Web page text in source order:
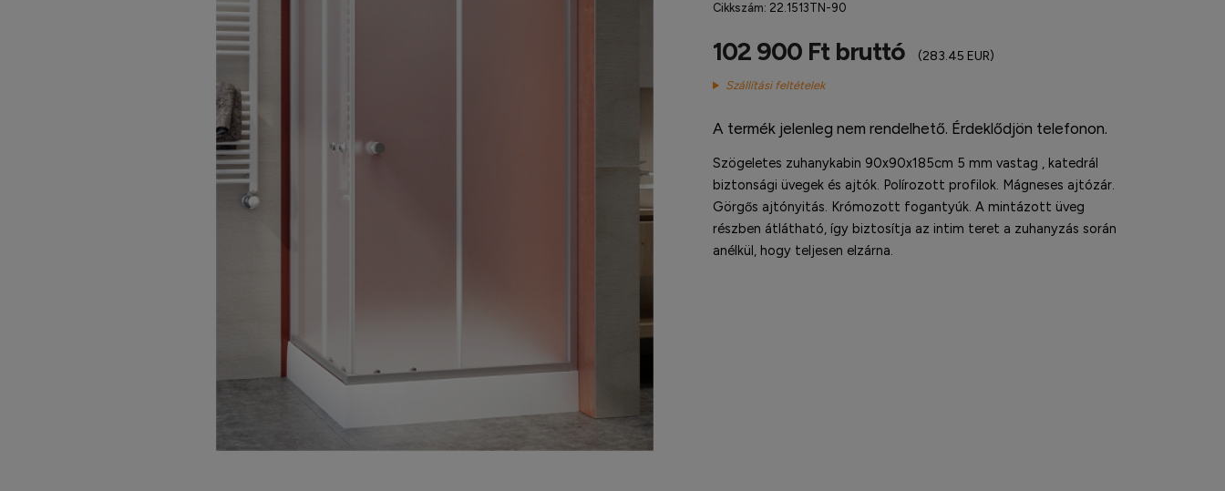
Cikkszám: 22.1513TN-90
102 900 Ft bruttó (283.45 EUR)
Szállítási feltételek
A termék jelenleg nem rendelhető. Érdeklődjön telefonon.
Szögeletes zuhanykabin 90x90x185cm 5 mm vastag , katedrál
biztonsági üvegek és ajtók. Polírozott profilok. Mágneses ajtózár.
Görgős ajtónyitás. Krómozott fogantyúk. A mintázott üveg
részben átlátható, így biztosítja az intim teret a zuhanyzás során
anélkül, hogy teljesen elzárna.